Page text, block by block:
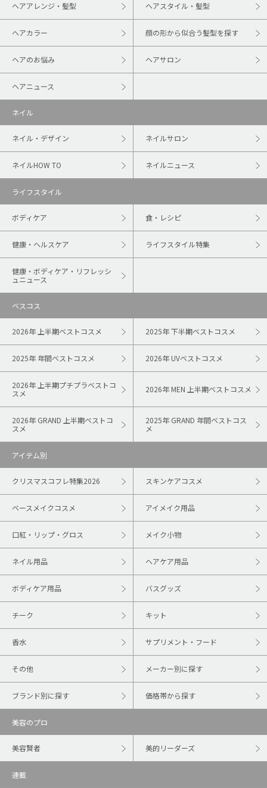
ヘアアレンジ・髪型 ヘアスタイル・髪型
ヘアカラー 顔の形から似合う髪型を探す
ヘアのお悩み ヘアサロン
ヘアニュース
ネイル
ネイル・デザイン ネイルサロン
ネイルHOW TO ネイルニュース
ライフスタイル
ボディケア 食・レシピ
健康・ヘルスケア ライフスタイル特集
健康・ボディケア・リフレッシ
ュニュース
ベスコス
2026年 上半期ベストコスメ 2025年 下半期ベストコスメ
2025年 年間ベストコスメ 2026年 UVベストコスメ
2026年 上半期プチプラベストコ
スメ
2026年 MEN 上半期ベストコスメ
2026年 GRAND 上半期ベストコ
スメ
2025年 GRAND 年間ベストコス
メ
アイテム別
クリスマスコフレ特集2026 スキンケアコスメ
ベースメイクコスメ アイメイク用品
口紅・リップ・グロス メイク小物
ネイル用品 ヘアケア用品
ボディケア用品 バスグッズ
チーク キット
香水 サプリメント・フード
その他 メーカー別に探す
ブランド別に探す 価格帯から探す
美容のプロ
美容賢者 美的リーダーズ
連載